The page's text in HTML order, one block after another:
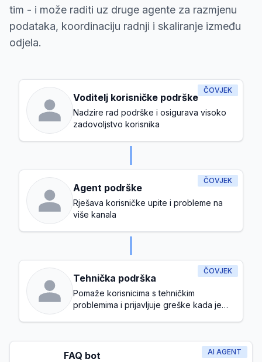
tim - i može raditi uz druge agente za razmjenu
podataka, koordinaciju radnji i skaliranje između
odjela.
ČOVJEK
Voditelj korisničke podrške
Nadzire rad podrške i osigurava visoko
zadovoljstvo korisnika
ČOVJEK
Agent podrške
Rješava korisničke upite i probleme na
više kanala
ČOVJEK
Tehnička podrška
Pomaže korisnicima s tehničkim
problemima i prijavljuje greške kada je
AI AGENT
FAQ bot